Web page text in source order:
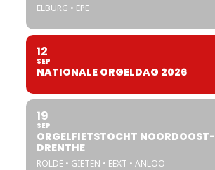
ELBURG • EPE
12
SEP
NATIONALE ORGELDAG 2026
19
SEP
ORGELFIETSTOCHT NOORDOOST-
DRENTHE
ROLDE • GIETEN • EEXT • ANLOO